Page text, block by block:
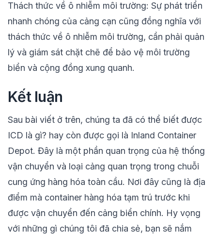
Thách thức về ô nhiễm môi trường: Sự phát triển
nhanh chóng của cảng cạn cũng đồng nghĩa với
thách thức về ô nhiễm môi trường, cần phải quản
lý và giám sát chặt chẽ để bảo vệ môi trường
biển và cộng đồng xung quanh.
Kết luận
Sau bài viết ở trên, chúng ta đã có thể biết được
ICD là gì? hay còn được gọi là Inland Container
Depot. Đây là một phần quan trọng của hệ thống
vận chuyển và loại cảng quan trọng trong chuỗi
cung ứng hàng hóa toàn cầu. Nơi đây cũng là địa
điểm mà container hàng hóa tạm trú trước khi
được vận chuyển đến cảng biển chính. Hy vọng
với những gì chúng tôi đã chia sẻ, bạn sẽ nắm